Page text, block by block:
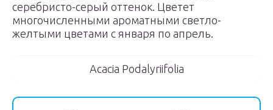
серебристо-серый оттенок. Цветет
многочисленными ароматными светло-
желтыми цветами с января по апрель.
Acacia Podalyriifolia